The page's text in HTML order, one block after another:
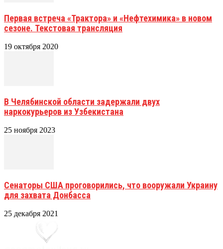
Первая встреча «Трактора» и «Нефтехимика» в новом
сезоне. Текстовая трансляция
19 октября 2020
В Челябинской области задержали двух
наркокурьеров из Узбекистана
25 ноября 2023
Сенаторы США проговорились, что вооружали Украину
для захвата Донбасса
25 декабря 2021